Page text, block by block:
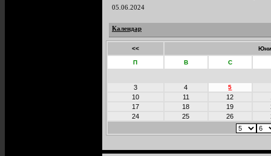
05.06.2024
Календар
<<
П В С
3 4 5
10 11 12
17
18 19
24
25 26